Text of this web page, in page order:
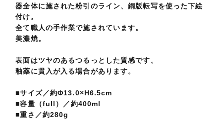
器全体に施された粉引のライン、銅版転写を使った下絵
付け。
全て職人の手作業で施されています。
美濃焼。
表面はツヤのあるつるっとした質感です。
釉薬に貫入が入る場合があります。
■サイズ／約Φ13.0×H6.5cm
■容量（full）／約400ml
■重さ／約280g